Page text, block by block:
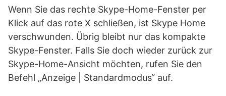
Wenn Sie das rechte Skype-Home-Fenster per
Klick auf das rote X schließen, ist Skype Home
verschwunden. Übrig bleibt nur das kompakte
Skype-Fenster. Falls Sie doch wieder zurück zur
Skype-Home-Ansicht möchten, rufen Sie den
Befehl „Anzeige | Standardmodus“ auf.